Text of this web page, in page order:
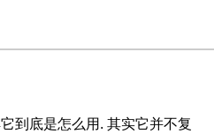
到底是怎么用. 其实它并不复